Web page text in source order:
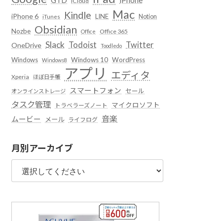
iPhone 6 iTunes Kindle LINE Mac Notion
Nozbe Obsidian Office Office 365
OneDrive Slack Todoist Toodledo Twitter
Windows Windows8 Windows 10 WordPress
Xperia ほぼ日手帳 アプリ エディタ
オンラインストレージ スマートフォン セール
タスク管理 トラベラーズノート マイクロソフト
ムービー メール ライフログ 音楽
月別アーカイブ